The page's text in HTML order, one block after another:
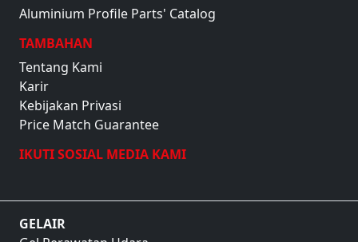
Aluminium Profile Parts' Catalog
TAMBAHAN
Tentang Kami
Karir
Kebijakan Privasi
Price Match Guarantee
IKUTI SOSIAL MEDIA KAMI
GELAIR